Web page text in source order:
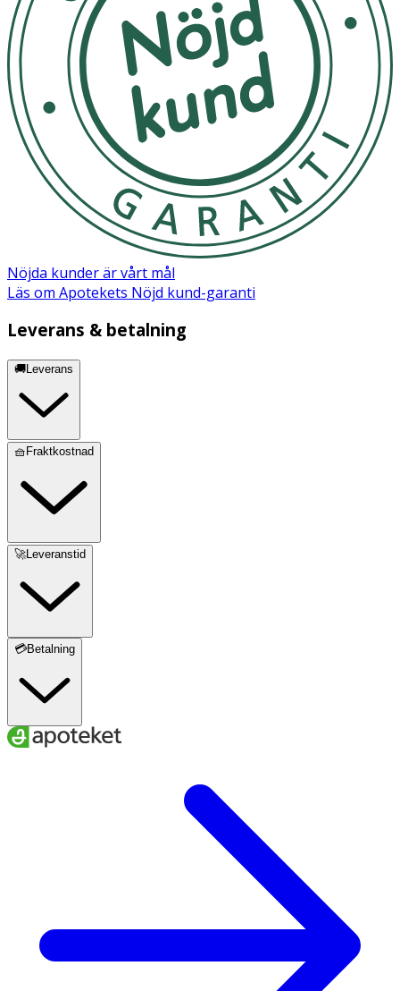
Material
100% ABS
Nöjda kunder är vårt mål
Läs om Apotekets Nöjd kund-garanti
Leverans & betalning
🚚Leverans
🧺Fraktkostnad
🚀Leveranstid
💳Betalning